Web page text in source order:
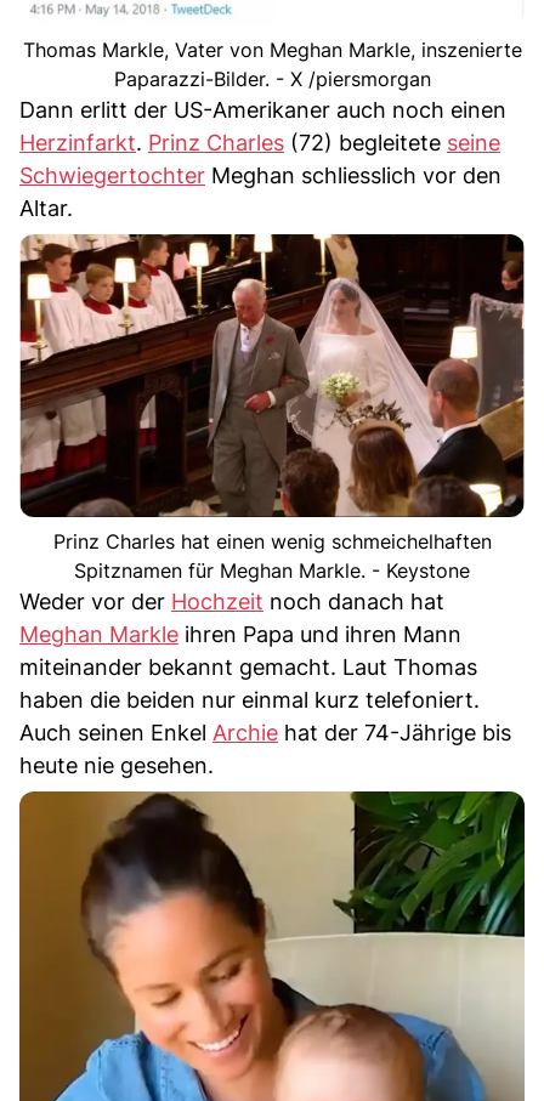
Thomas Markle, Vater von Meghan Markle, inszenierte
Paparazzi-Bilder. - X /piersmorgan
Dann erlitt der US-Amerikaner auch noch einen
Herzinfarkt. Prinz Charles (72) begleitete seine
Schwiegertochter Meghan schliesslich vor den
Altar.
Prinz Charles hat einen wenig schmeichelhaften
Spitznamen für Meghan Markle. - Keystone
Weder vor der Hochzeit noch danach hat
Meghan Markle ihren Papa und ihren Mann
miteinander bekannt gemacht. Laut Thomas
haben die beiden nur einmal kurz telefoniert.
Auch seinen Enkel Archie hat der 74-Jährige bis
heute nie gesehen.